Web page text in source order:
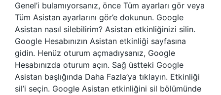
Genel’i bulamıyorsanız, önce Tüm ayarları gör veya
Tüm Asistan ayarlarını gör’e dokunun. Google
Asistan nasıl silebilirim? Asistan etkinliğinizi silin.
Google Hesabınızın Asistan etkinliği sayfasına
gidin. Henüz oturum açmadıysanız, Google
Hesabınızda oturum açın. Sağ üstteki Google
Asistan başlığında Daha Fazla’ya tıklayın. Etkinliği
sil’i seçin. Google Asistan etkinliğini sil bölümünde